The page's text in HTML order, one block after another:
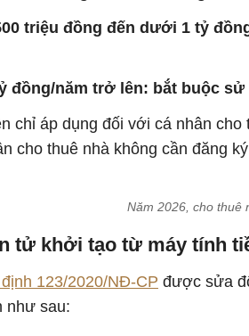
triệu đồng đến dưới 1 tỷ
đồng/năm trở lên: bắt buộc
chỉ áp dụng đối với cá nhân
cho thuê nhà không cần đăng
Năm 2026, cho thuê
tử khởi tạo từ máy tính
123/2020/NĐ-CP được sửa
như sau: